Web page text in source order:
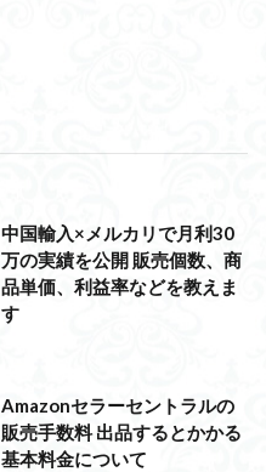
中国輸入×メルカリで月利30
万の実績を公開 販売個数、商
品単価、利益率などを教えま
す
Amazonセラーセントラルの
販売手数料 出品するとかかる
基本料金について